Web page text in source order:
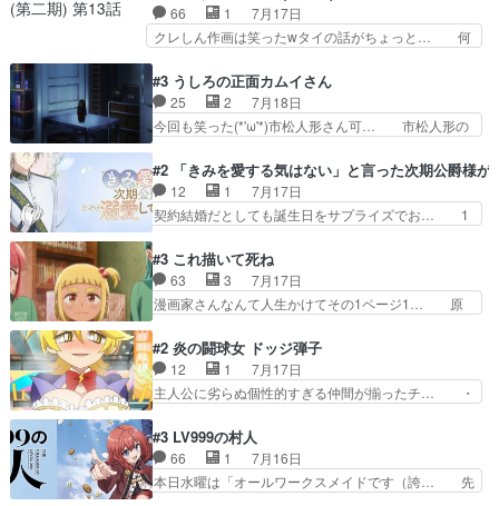
憎むべき人であり、かつての… ラストの展開でぞ
くっとした。そういう方向…
設定の作品だね。夢の国デート回は怪… 結構評判
になってたので見てみたけど、評判… 今時初デー
トでそのチョイスは一発アウトだ… 結構、少女マ
お互いの誤解が解けてよかっ… 円盤購入を検討し
始めるくらい最高だったな… 1人のjkとして普通
に生きたいのにそれを…
66 1
7月17日
クレしん作画は笑ったwタイの話がちょっと… 何
の講談から始まり途中も実写演出入った… 相変わ
らずコミカルなKAMAKURA良く… 動画検査させ
ていただきました！待ちに待っ… 1期目の導入も
だけれどもぉ2期目の導入も… 観てたらいつの間
党、Bパートでは庇番衆。… 故郷は遠きにありて
思ふものそれは時行の鎌… というただの日常回か
と思いきや、そこから…
#3 うしろの正面カムイさん
25 2
7月18日
今回も笑った(*'ω'*)市松人形さん可… 市松人形の
の仕事を思わせるケレン味作画… あいかわらず杉
田さんのアドリブっぽいなに… ギャグもいいし作
画も綺麗このシーンは原作… 呪いの人形は仲間に
なるの怪奇組とのネタ被… 呪いの人形、人形相手
のテンポの良さが光… 呪いの人形ドジっ子すぎる
しかも仲間になる… 呪いの人形がビビっとるぞ。
今回あんまりエ…
#2 「きみを愛する気はない」と言った次期公爵様が
12 1
7月17日
契約結婚だとしても誕生日をサプライズでお… 1
いろあったんだな。奥様の心が彼の心を… 政略結
婚による妬みから色んな嫌がらせを受… 【今夜の
アニメAは…】前向き没落令嬢×こ… マウントに
気付かない素直な主人公大丈夫か… もうユリウス
それでいいのか？と思わない… 貴族は階級社会で
大変だ。や、やはり同性に… 第２話をU-NEXTで
視聴しました。視聴…
#3 これ描いて死ね
63 3
7月17日
漫画家さんなんて人生かけてその1ページ1… 原
きで真っ直ぐな主人公と、拗らせに拗ら… にて、
落語部長役で出演させていただきまし… すげえお
もしろかった。アバンの諸星大二郎… ◤￣￣￣￣
￣￣￣￣￣￣￣￣￣￣名場面アイ… メンバーと部
んなジャンル描いてどんどん… 春の南東の空のお
とめ座付近明るい星は20… 明るい現役の青春と
暗い過去の情念とが良い…
#2 炎の闘球女 ドッジ弾子
12 1
7月17日
主人公に劣らぬ個性的すぎる仲間が揃ったチ… ・
登場!因縁のライバル!善の立ち位置で… しょーも
な…こんなもん真面目に見たらバカ… 宿命のライ
バルの襲撃に始まり、燃えるシチ… 早くもライバ
ルチーム。敵もなかなかに個性… があると思った
#3 LV999の村人
66 1
7月16日
本日水曜は「オールワークスメイドです（誇… 先